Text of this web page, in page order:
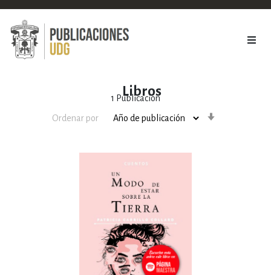
Libros
1 Publicación
Ordenar por